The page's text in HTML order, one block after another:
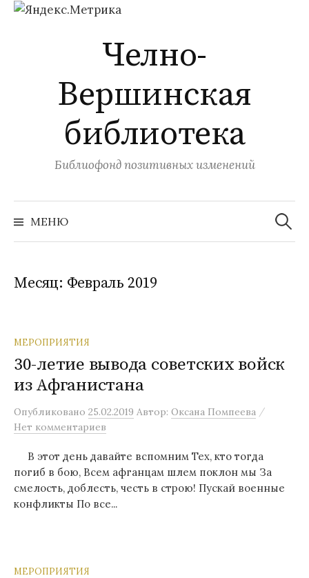
Челно-
Вершинская
библиотека
Библиофонд позитивных изменений
МЕНЮ
Найти:
Месяц: Февраль 2019
МЕРОПРИЯТИЯ
30-летие вывода советских войск
из Афганистана
Опубликовано 25.02.2019 Автор: Оксана Помпеева /
Нет комментариев
В этот день давайте вспомним Тех, кто тогда
погиб в бою, Всем афганцам шлем поклон мы За
смелость, доблесть, честь в строю! Пускай военные
конфликты По все...
МЕРОПРИЯТИЯ